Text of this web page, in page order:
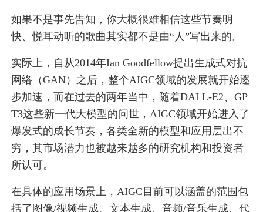
如果不是事先告知，你大概很难相信这些节奏明
快、悦耳动听的歌曲其实都不是由“人”写出来的。
实际上，自从2014年Ian Goodfellow提出生成式对抗
网络（GAN）之后，整个AIGC领域的发展就开始逐
步加速，而在过去的两年当中，随着DALL-E2、GP
T3这些新一代大模型的问世，AIGC领域开始进入了
爆发式的成长节奏，各类全新的模型和应用层出不
穷，其市场潜力也被越来越多的研究机构和投资者
所认可。
在具体的应用场景上，AIGC目前可以涵盖的范围包
括了图像/视频生成、文本生成、音频/音乐生成、代